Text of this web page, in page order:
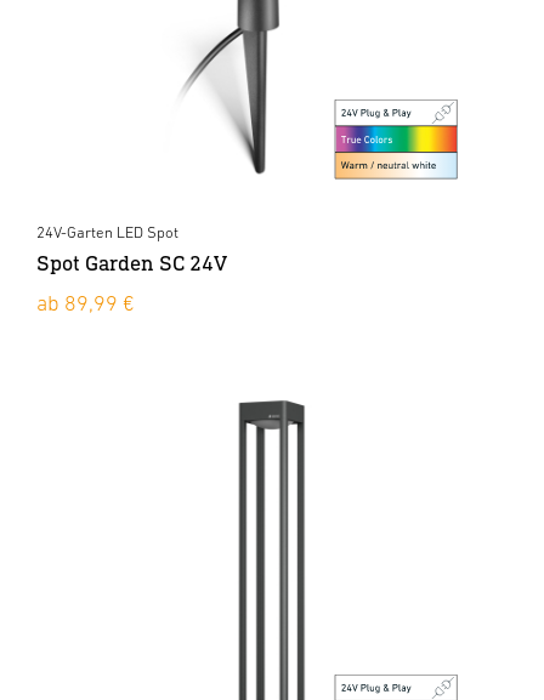
24V-Garten LED Spot
Spot Garden SC 24V
ab 89,99 €